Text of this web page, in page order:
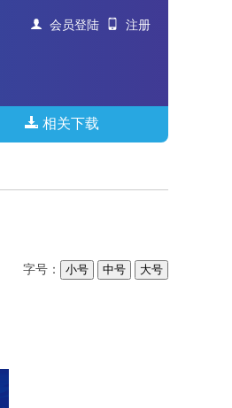
会员登陆 注册
相关下载
字号： 小号 中号 大号